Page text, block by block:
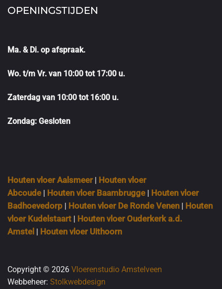
OPENINGSTIJDEN
Ma. & Di. op afspraak.
Wo. t/m Vr. van 10:00 tot 17:00 u.
Zaterdag van 10:00 tot 16:00 u.
Zondag: Gesloten
Houten vloer Aalsmeer| Houten vloer
Abcoude| Houten vloer Baambrugge| Houten vloer
Badhoevedorp | Houten vloer De Ronde Venen | Houten
vloer Kudelstaart | Houten vloer Ouderkerk a.d.
Amstel | Houten vloer Uithoorn
Copyright © 2026 Vloerenstudio Amstelveen
Webbeheer: Stolkwebdesign